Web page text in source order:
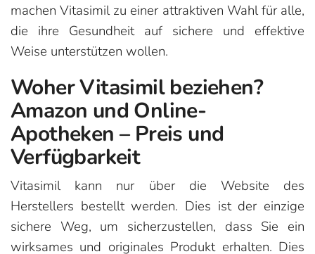
machen Vitasimil zu einer attraktiven Wahl für alle,
die ihre Gesundheit auf sichere und effektive
Weise unterstützen wollen.
Woher Vitasimil beziehen?
Amazon und Online-
Apotheken – Preis und
Verfügbarkeit
Vitasimil kann nur über die Website des
Herstellers bestellt werden. Dies ist der einzige
sichere Weg, um sicherzustellen, dass Sie ein
wirksames und originales Produkt erhalten. Dies